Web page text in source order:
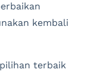
kembali
terbaik